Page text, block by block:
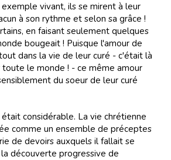
vivant, ils se mirent à leur
à son rythme et selon sa grâce !
en faisant seulement quelques
bougeait ! Puisque l'amour de
dans la vie de leur curé - c'était là
le monde ! - ce même amour
du soeur de leur curé
considérable. La vie chrétienne
comme un ensemble de préceptes
de devoirs auxquels il fallait se
découverte progressive de